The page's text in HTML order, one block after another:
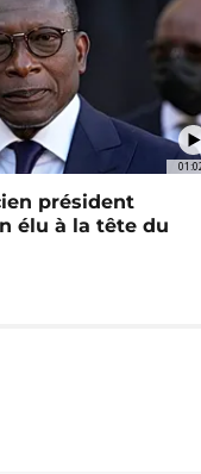
président
élu à la tête du